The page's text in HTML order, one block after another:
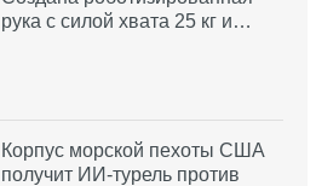
рука с силой хвата 25 кг и…
Корпус морской пехоты США
получит ИИ-турель против